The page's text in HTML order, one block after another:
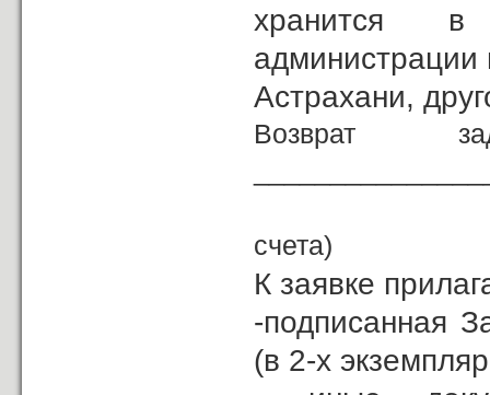
хранится в
администрации
Астрахани,
Возврат
счета)
К заявке
-подписанная
(в 2-х